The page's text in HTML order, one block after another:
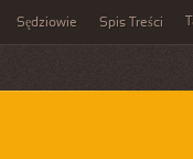
Sędziowie Spis Treści